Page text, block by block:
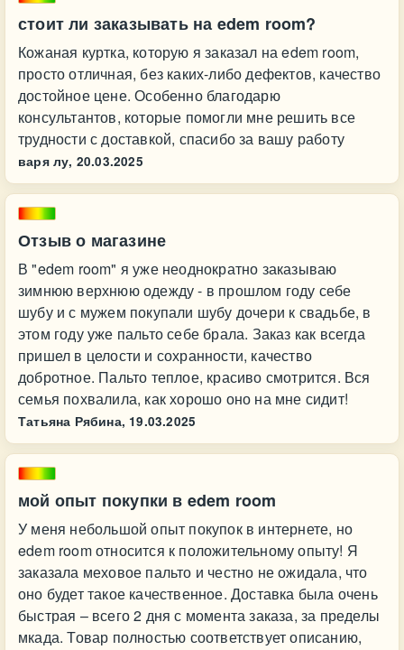
стоит ли заказывать на edem room?
Кожаная куртка, которую я заказал на edem room,
просто отличная, без каких-либо дефектов, качество
достойное цене. Особенно благодарю
консультантов, которые помогли мне решить все
трудности с доставкой, спасибо за вашу работу
варя лу, 20.03.2025
Отзыв о магазине
В "edem room" я уже неоднократно заказываю
зимнюю верхнюю одежду - в прошлом году себе
шубу и с мужем покупали шубу дочери к свадьбе, в
этом году уже пальто себе брала. Заказ как всегда
пришел в целости и сохранности, качество
добротное. Пальто теплое, красиво смотрится. Вся
семья похвалила, как хорошо оно на мне сидит!
Татьяна Рябина, 19.03.2025
мой опыт покупки в edem room
У меня небольшой опыт покупок в интернете, но
edem room относится к положительному опыту! Я
заказала меховое пальто и честно не ожидала, что
оно будет такое качественное. Доставка была очень
быстрая – всего 2 дня с момента заказа, за пределы
мкада. Товар полностью соответствует описанию,